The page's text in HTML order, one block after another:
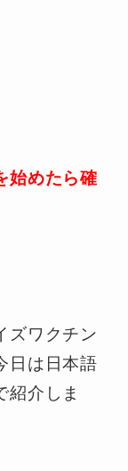
始めたら確
ズワクチン
日は日本語
紹介しま